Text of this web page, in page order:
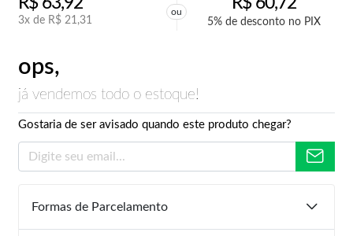
3x de R$ 21,31
ou
5% de desconto no PIX
ops,
já vendemos todo o estoque!
Gostaria de ser avisado quando este produto chegar?
Formas de Parcelamento